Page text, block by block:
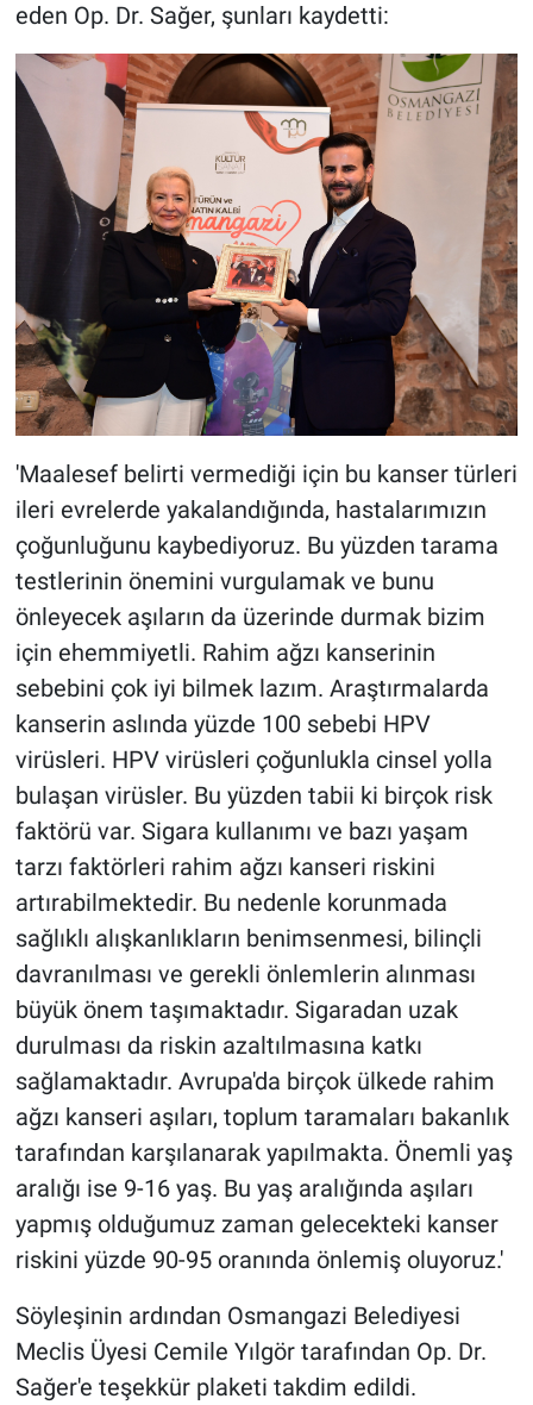
eden Op. Dr. Sağer, şunları kaydetti:
'Maalesef belirti vermediği için bu kanser türleri
ileri evrelerde yakalandığında, hastalarımızın
çoğunluğunu kaybediyoruz. Bu yüzden tarama
testlerinin önemini vurgulamak ve bunu
önleyecek aşıların da üzerinde durmak bizim
için ehemmiyetli. Rahim ağzı kanserinin
sebebini çok iyi bilmek lazım. Araştırmalarda
kanserin aslında yüzde 100 sebebi HPV
virüsleri. HPV virüsleri çoğunlukla cinsel yolla
bulaşan virüsler. Bu yüzden tabii ki birçok risk
faktörü var. Sigara kullanımı ve bazı yaşam
tarzı faktörleri rahim ağzı kanseri riskini
artırabilmektedir. Bu nedenle korunmada
sağlıklı alışkanlıkların benimsenmesi, bilinçli
davranılması ve gerekli önlemlerin alınması
büyük önem taşımaktadır. Sigaradan uzak
durulması da riskin azaltılmasına katkı
sağlamaktadır. Avrupa'da birçok ülkede rahim
ağzı kanseri aşıları, toplum taramaları bakanlık
tarafından karşılanarak yapılmakta. Önemli yaş
aralığı ise 9-16 yaş. Bu yaş aralığında aşıları
yapmış olduğumuz zaman gelecekteki kanser
riskini yüzde 90-95 oranında önlemiş oluyoruz.'
Söyleşinin ardından Osmangazi Belediyesi
Meclis Üyesi Cemile Yılgör tarafından Op. Dr.
Sağer'e teşekkür plaketi takdim edildi.